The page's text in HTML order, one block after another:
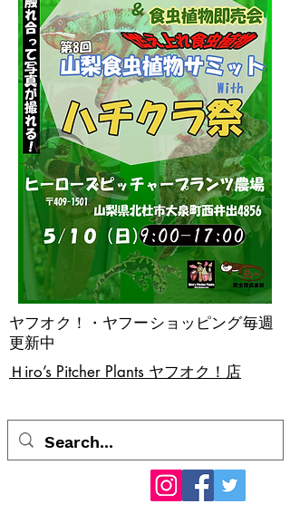
​Ｈiro’s Pitcher Plants ヤフオク！店
ヤフオク！・ヤフーショッピング毎週
更新中